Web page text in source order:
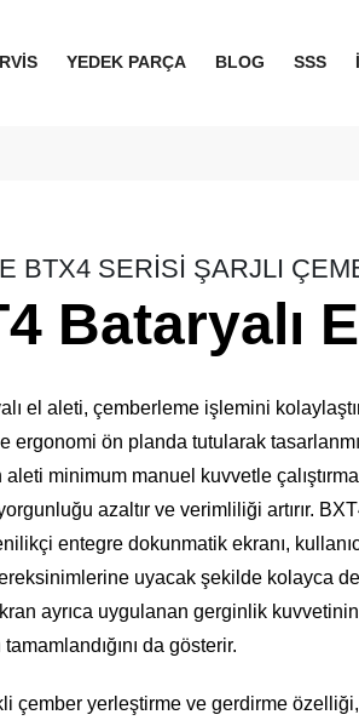
YEDEK PARÇA BLOG SSS
BTX4 SERİSİ ŞARJLI
Bataryalı
el aleti, çemberleme işlemini
ergonomi ön planda tutularak
aleti minimum manuel kuvvetle
azaltır ve verimliliği artırır.
entegre dokunmatik ekranı,
uyacak şekilde kolayca
ayrıca uygulanan gerginlik kuvvetinin
da gösterir.
çember yerleştirme ve gerdirme